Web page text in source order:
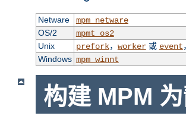
Netware
mpm_netware
OS/2
mpmt_os2
Unix
prefork， worker或 event
Windows mpm_winnt
构建 MPM